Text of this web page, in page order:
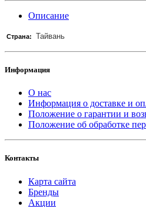
Описание
Страна: Тайвань
Информация
О нас
Информация о доставке и
Положение о гарантии и
Положение об обработке
Контакты
Карта сайта
Бренды
Акции